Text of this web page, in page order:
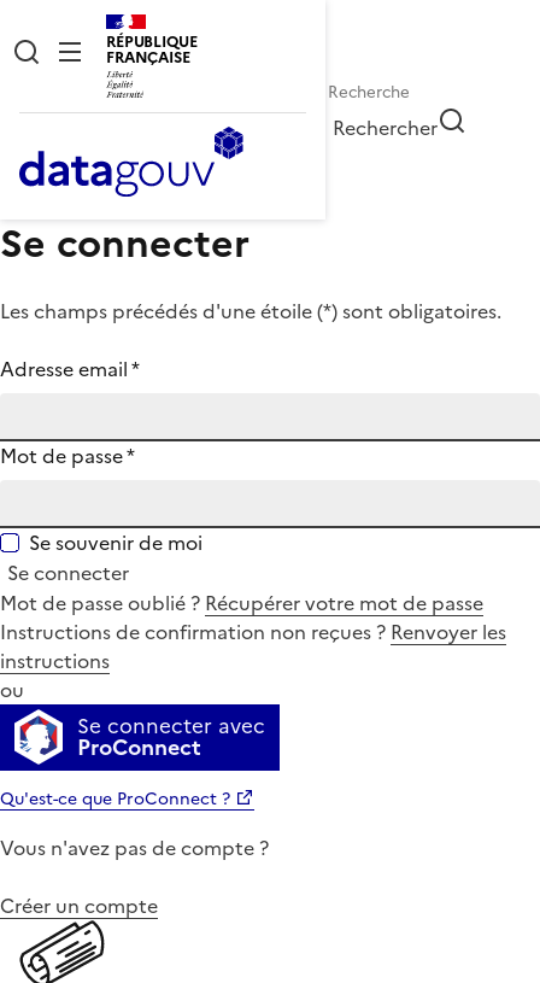
RÉPUBLIQUE
FRANÇAISE
Rechercher
Se connecter
Les champs précédés d'une étoile (*) sont obligatoires.
Adresse email*
Mot de passe*
Se souvenir de moi
Se connecter
Mot de passe oublié ? Récupérer votre mot de passe
Instructions de confirmation non reçues ? Renvoyer les
instructions
ou
Se connecter avec
ProConnect
Qu'est-ce que ProConnect ?
Vous n'avez pas de compte ?
Créer un compte